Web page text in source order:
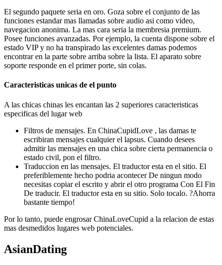
El segundo paquete seri­a en oro. Goza sobre el conjunto de las
funciones estandar mas llamadas sobre audio asi­ como video,
navegacion anonima. La mas cara seri­a la membresia premium.
Posee funciones avanzadas. Por ejemplo, la cuenta dispone sobre el
estado VIP y no ha transpirado las excelentes damas podemos
encontrar en la parte sobre arriba sobre la lista. El aparato sobre
soporte responde en el primer porte, sin colas.
Caracteristicas unicas de el punto
A las chicas chinas les encantan las 2 superiores caracteristicas
especificas del lugar web
Filtros de mensajes. En ChinaCupidLove , las damas te
escribiran mensajes cualquier el lapsus. Cuando desees
admitir las mensajes en una chica sobre cierta permanencia o
estado civil, pon el filtro.
Traduccion en las mensajes. El traductor esta en el sitio. El
preferiblemente hecho podri­a acontecer De ningun modo
necesitas copiar el escrito y abrir el otro programa Con El Fin
De traducir. El traductor esta en su sitio. Solo tocalo. ?Ahorra
bastante tiempo!
Por lo tanto, puede engrosar ChinaLoveCupid a la relacion de estas
mas desmedidos lugares web potenciales.
AsianDating